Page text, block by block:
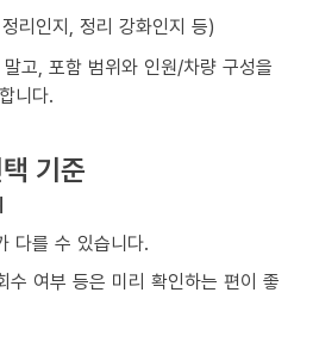
리인지, 정리 강화인지 등)
고, 포함 범위와 인원/차량 구성을
니다.
기준
다를 수 있습니다.
수 여부 등은 미리 확인하는 편이 좋